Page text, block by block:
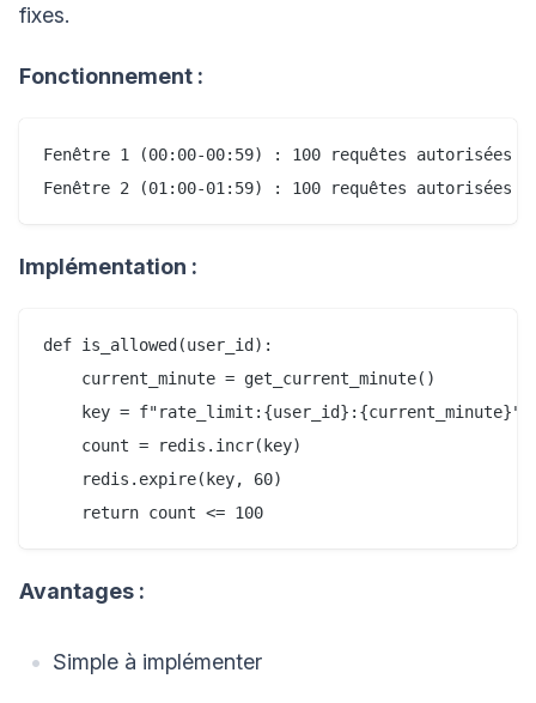
fixes.
Fonctionnement :
Fenêtre 1 (00:00-00:59) : 100 requêtes autorisées
Implémentation :
def is_allowed(user_id):
    current_minute = get_current_minute()
    key = f"rate_limit:{user_id}:{current_minute}"
    count = redis.incr(key)
    redis.expire(key, 60)
Avantages :
Simple à implémenter